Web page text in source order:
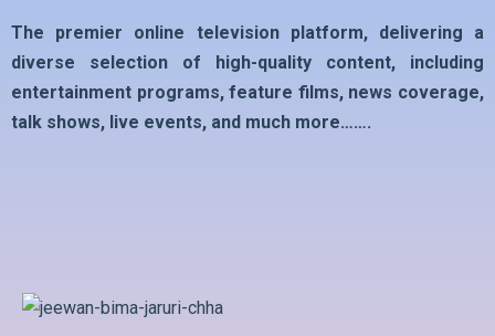
The premier online television platform, delivering a
diverse selection of high-quality content, including
entertainment programs, feature films, news coverage,
talk shows, live events, and much more…….